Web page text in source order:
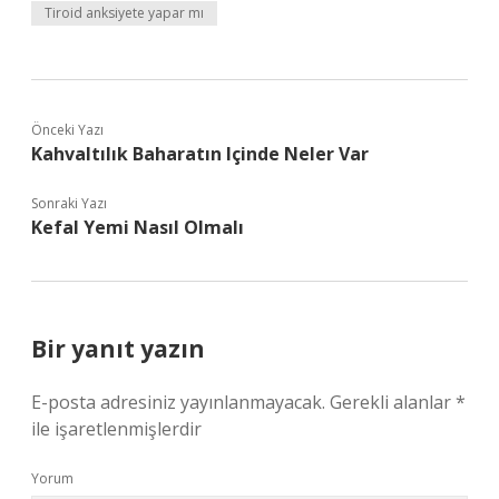
Tiroid anksiyete yapar mı
Önceki Yazı
Kahvaltılık Baharatın Içinde Neler Var
Sonraki Yazı
Kefal Yemi Nasıl Olmalı
Bir yanıt yazın
E-posta adresiniz yayınlanmayacak. Gerekli alanlar*
ile işaretlenmişlerdir
Yorum